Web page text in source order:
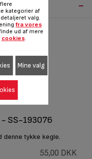
- SS-193076
denne tykke kegle.
55,00 DKK
kategorier af
valg.
fra vores
ud af mere
cookies.
Mine valg